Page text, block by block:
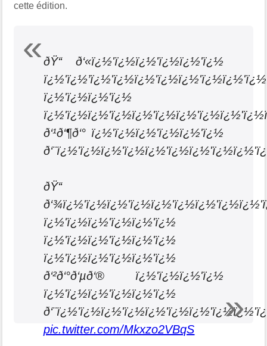
cette édition.
ðŸ‘‘ ð‘«ï¿½'ï¿½ï¿½'ï¿½ï¿½'ï¿½
ï¿½'ï¿½ï¿½'ï¿½
ð‘¹ð‘¶ð‘° ï¿½'ï¿½ï¿½'ï¿½ï¿½'ï¿½
ðŸ‘‘
ï¿½'ï¿½ï¿½'ï¿½ï¿½'ï¿½
ï¿½'ï¿½ï¿½'ï¿½ï¿½'ï¿½
ï¿½'ï¿½ï¿½'ï¿½ï¿½'ï¿½
ð‘²ð‘°ð‘µð‘® ï¿½'ï¿½ï¿½'ï¿½
ï¿½'ï¿½ï¿½'ï¿½ï¿½'ï¿½
pic.twitter.com/Mkxzo2VBqS